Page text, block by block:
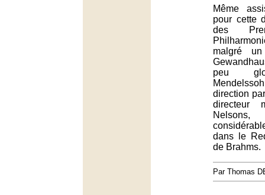
Même
pour cette
des
malgré
peu
direction
directeur
dans le
de Brahms.
Par Thomas